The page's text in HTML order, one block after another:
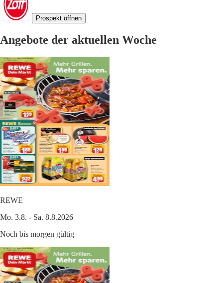
Prospekt öffnen
Angebote der aktuellen Woche
REWE
Mo. 3.8. - Sa. 8.8.2026
Noch bis morgen gültig